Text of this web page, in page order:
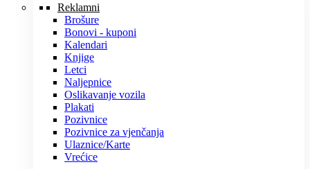
Reklamni
Brošure
Bonovi - kuponi
Kalendari
Knjige
Letci
Naljepnice
Oslikavanje vozila
Plakati
Pozivnice
Pozivnice za vjenčanja
Ulaznice/Karte
Vrećice